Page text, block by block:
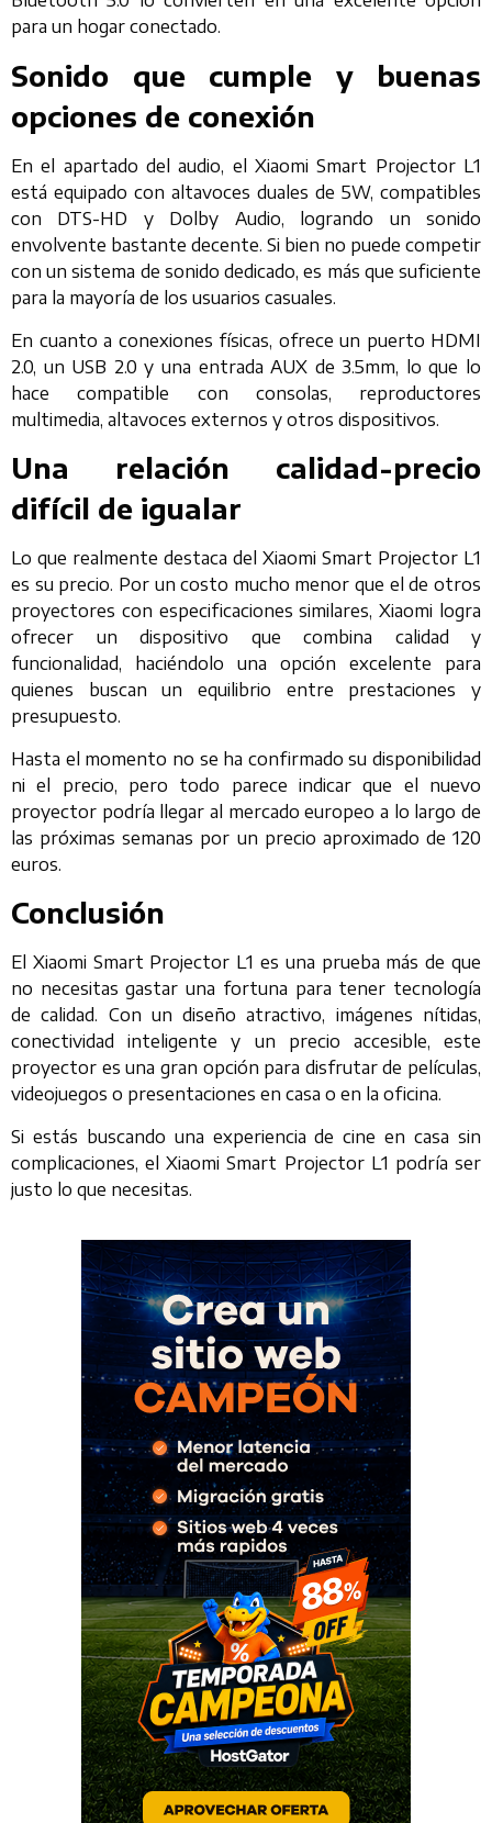
para un hogar conectado.
Sonido que cumple y buenas
opciones de conexión
En el apartado del audio, el Xiaomi Smart Projector L1
está equipado con altavoces duales de 5W, compatibles
con DTS-HD y Dolby Audio, logrando un sonido
envolvente bastante decente. Si bien no puede competir
con un sistema de sonido dedicado, es más que suficiente
para la mayoría de los usuarios casuales.
En cuanto a conexiones físicas, ofrece un puerto HDMI
2.0, un USB 2.0 y una entrada AUX de 3.5mm, lo que lo
hace compatible con consolas, reproductores
multimedia, altavoces externos y otros dispositivos.
Una relación calidad-precio
difícil de igualar
Lo que realmente destaca del Xiaomi Smart Projector L1
es su precio. Por un costo mucho menor que el de otros
proyectores con especificaciones similares, Xiaomi logra
ofrecer un dispositivo que combina calidad y
funcionalidad, haciéndolo una opción excelente para
quienes buscan un equilibrio entre prestaciones y
presupuesto.
Hasta el momento no se ha confirmado su disponibilidad
ni el precio, pero todo parece indicar que el nuevo
proyector podría llegar al mercado europeo a lo largo de
las próximas semanas por un precio aproximado de 120
euros.
Conclusión
El Xiaomi Smart Projector L1 es una prueba más de que
no necesitas gastar una fortuna para tener tecnología
de calidad. Con un diseño atractivo, imágenes nítidas,
conectividad inteligente y un precio accesible, este
proyector es una gran opción para disfrutar de películas,
videojuegos o presentaciones en casa o en la oficina.
Si estás buscando una experiencia de cine en casa sin
complicaciones, el Xiaomi Smart Projector L1 podría ser
justo lo que necesitas.